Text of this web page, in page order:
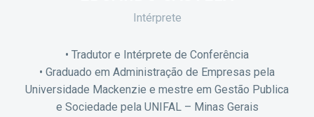
Intérprete
• Tradutor e Intérprete de Conferência
• Graduado em Administração de Empresas pela
Universidade Mackenzie e mestre em Gestão Publica
e Sociedade pela UNIFAL – Minas Gerais